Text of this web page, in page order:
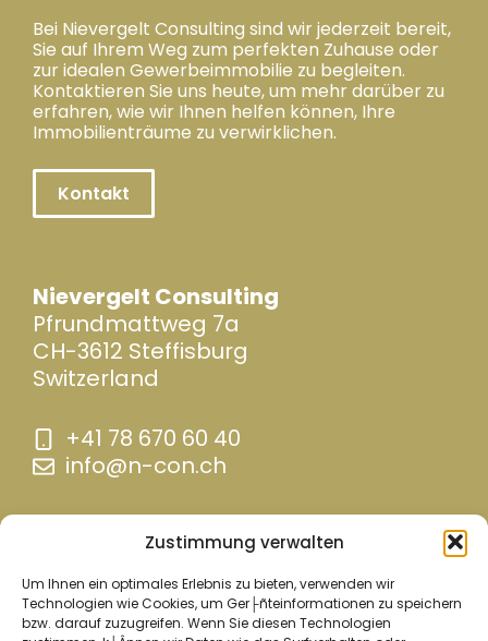
Zustimmung verwalten
Um Ihnen ein optimales Erlebnis zu bieten, verwenden wir
Technologien wie Cookies, um Ger├ñteinformationen zu speichern
bzw. darauf zuzugreifen. Wenn Sie diesen Technologien
Bei Nievergelt Consulting sind wir jederzeit bereit,
Sie auf Ihrem Weg zum perfekten Zuhause oder
zur idealen Gewerbeimmobilie zu begleiten.
Kontaktieren Sie uns heute, um mehr darüber zu
erfahren, wie wir Ihnen helfen können, Ihre
Immobilienträume zu verwirklichen.
Kontakt
Nievergelt Consulting
Pfrundmattweg 7a
CH-3612 Steffisburg
Switzerland
+41 78 670 60 40
info@n-con.ch